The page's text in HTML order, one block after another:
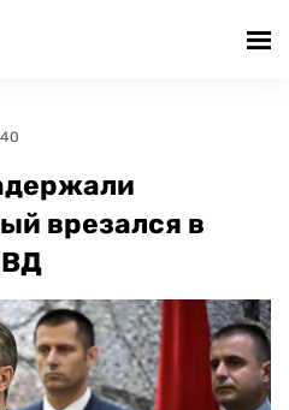
врезался в